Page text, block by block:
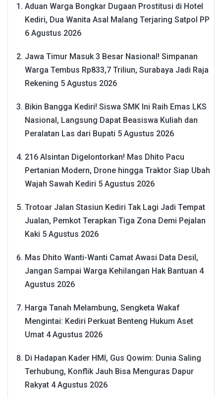
Aduan Warga Bongkar Dugaan Prostitusi di Hotel
Kediri, Dua Wanita Asal Malang Terjaring Satpol PP
6 Agustus 2026
Jawa Timur Masuk 3 Besar Nasional! Simpanan
Warga Tembus Rp833,7 Triliun, Surabaya Jadi Raja
Rekening 5 Agustus 2026
Bikin Bangga Kediri! Siswa SMK Ini Raih Emas LKS
Nasional, Langsung Dapat Beasiswa Kuliah dan
Peralatan Las dari Bupati 5 Agustus 2026
216 Alsintan Digelontorkan! Mas Dhito Pacu
Pertanian Modern, Drone hingga Traktor Siap Ubah
Wajah Sawah Kediri 5 Agustus 2026
Trotoar Jalan Stasiun Kediri Tak Lagi Jadi Tempat
Jualan, Pemkot Terapkan Tiga Zona Demi Pejalan
Kaki 5 Agustus 2026
Mas Dhito Wanti-Wanti Camat Awasi Data Desil,
Jangan Sampai Warga Kehilangan Hak Bantuan 4
Agustus 2026
Harga Tanah Melambung, Sengketa Wakaf
Mengintai: Kediri Perkuat Benteng Hukum Aset
Umat 4 Agustus 2026
Di Hadapan Kader HMI, Gus Qowim: Dunia Saling
Terhubung, Konflik Jauh Bisa Menguras Dapur
Rakyat 4 Agustus 2026